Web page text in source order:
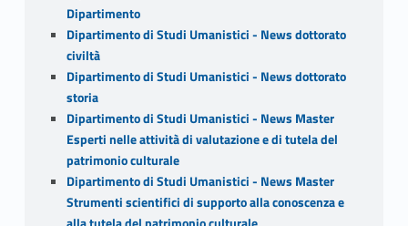
Dipartimento
Dipartimento di Studi Umanistici - News dottorato
civiltà
Dipartimento di Studi Umanistici - News dottorato
storia
Dipartimento di Studi Umanistici - News Master
Esperti nelle attività di valutazione e di tutela del
patrimonio culturale
Dipartimento di Studi Umanistici - News Master
Strumenti scientifici di supporto alla conoscenza e